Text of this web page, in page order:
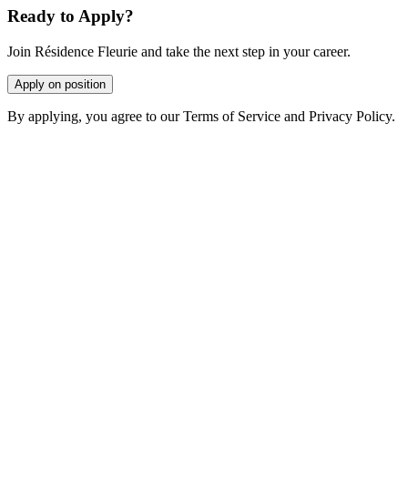
Ready to Apply?
Join Résidence Fleurie and take the next step in your career.
Apply on position
By applying, you agree to our Terms of Service and Privacy Policy.